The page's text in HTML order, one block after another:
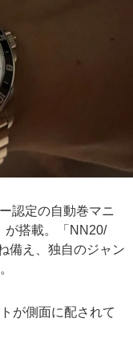
認定の自動巻マニ
が搭載。「NN20/
備え、独自のジャン
が側面に配されて